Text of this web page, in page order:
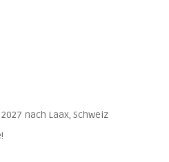
nach Laax, Schweiz